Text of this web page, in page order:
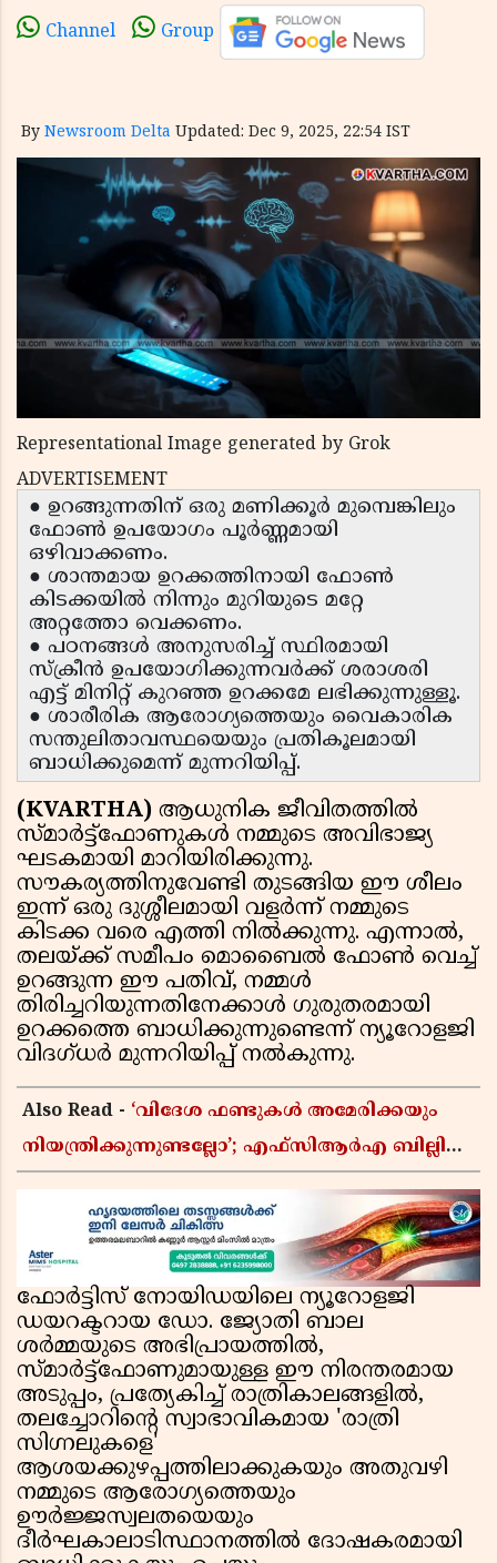
Channel Group
By Newsroom Delta Updated: Dec 9, 2025, 22:54 IST
Representational Image generated by Grok
ADVERTISEMENT
● ഉറങ്ങുന്നതിന് ഒരു മണിക്കൂർ മുമ്പെങ്കിലും
ഫോൺ ഉപയോഗം പൂർണ്ണമായി
ഒഴിവാക്കണം.
● ശാന്തമായ ഉറക്കത്തിനായി ഫോൺ
കിടക്കയിൽ നിന്നും മുറിയുടെ മറ്റേ
അറ്റത്തോ വെക്കണം.
● പഠനങ്ങൾ അനുസരിച്ച് സ്ഥിരമായി
സ്ക്രീൻ ഉപയോഗിക്കുന്നവർക്ക് ശരാശരി
എട്ട് മിനിറ്റ് കുറഞ്ഞ ഉറക്കമേ ലഭിക്കുന്നുള്ളൂ.
● ശാരീരിക ആരോഗ്യത്തെയും വൈകാരിക
സന്തുലിതാവസ്ഥയെയും പ്രതികൂലമായി
ബാധിക്കുമെന്ന് മുന്നറിയിപ്പ്.
(KVARTHA) ആധുനിക ജീവിതത്തിൽ
സ്മാർട്ട്‌ഫോണുകൾ നമ്മുടെ അവിഭാജ്യ
ഘടകമായി മാറിയിരിക്കുന്നു.
സൗകര്യത്തിനുവേണ്ടി തുടങ്ങിയ ഈ ശീലം
ഇന്ന് ഒരു ദുശ്ശീലമായി വളർന്ന് നമ്മുടെ
കിടക്ക വരെ എത്തി നിൽക്കുന്നു. എന്നാൽ,
തലയ്ക്ക് സമീപം മൊബൈൽ ഫോൺ വെച്ച്
ഉറങ്ങുന്ന ഈ പതിവ്, നമ്മൾ
തിരിച്ചറിയുന്നതിനേക്കാൾ ഗുരുതരമായി
ഉറക്കത്തെ ബാധിക്കുന്നുണ്ടെന്ന് ന്യൂറോളജി
വിദഗ്ധർ മുന്നറിയിപ്പ് നൽകുന്നു.
Also Read - ‘വിദേശ ഫണ്ടുകൾ അമേരിക്കയും
നിയന്ത്രിക്കുന്നുണ്ടല്ലോ’; എഫ്സിആർഎ ബില്ലിലെ
ഫോർട്ടിസ് നോയിഡയിലെ ന്യൂറോളജി
ഡയറക്ടറായ ഡോ. ജ്യോതി ബാല
ശർമ്മയുടെ അഭിപ്രായത്തിൽ,
സ്മാർട്ട്‌ഫോണുമായുള്ള ഈ നിരന്തരമായ
അടുപ്പം, പ്രത്യേകിച്ച് രാത്രികാലങ്ങളിൽ,
തലച്ചോറിന്റെ സ്വാഭാവികമായ 'രാത്രി
സിഗ്നലുകളെ'
ആശയക്കുഴപ്പത്തിലാക്കുകയും അതുവഴി
നമ്മുടെ ആരോഗ്യത്തെയും
ഊർജ്ജസ്വലതയെയും
ദീർഘകാലാടിസ്ഥാനത്തിൽ ദോഷകരമായി